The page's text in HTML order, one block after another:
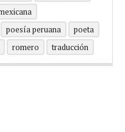
poesía peruana
poeta
romero traducción